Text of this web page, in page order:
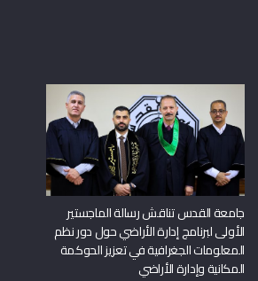
جامعة القدس تناقش رسالة الماجستير
الأولى لبرنامج إدارة الأراضي حول دور نظم
المعلومات الجغرافية في تعزيز الحوكمة
المكانية وإدارة الأراضي